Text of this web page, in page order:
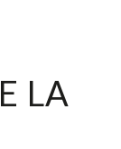
LA